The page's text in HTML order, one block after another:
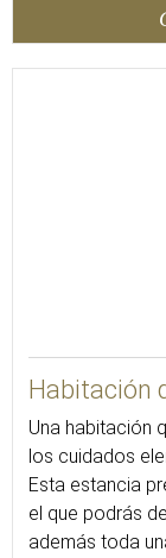
Habitación
Una habitación
los cuidados
Esta estancia
el que podrás
además toda